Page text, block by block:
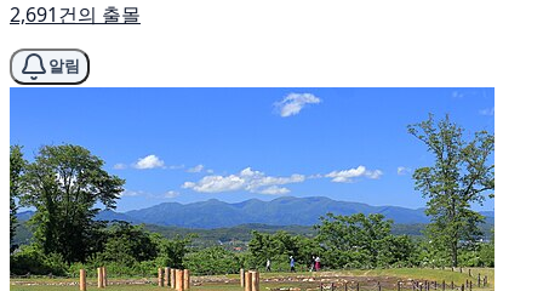
2,691건의 출몰
알림